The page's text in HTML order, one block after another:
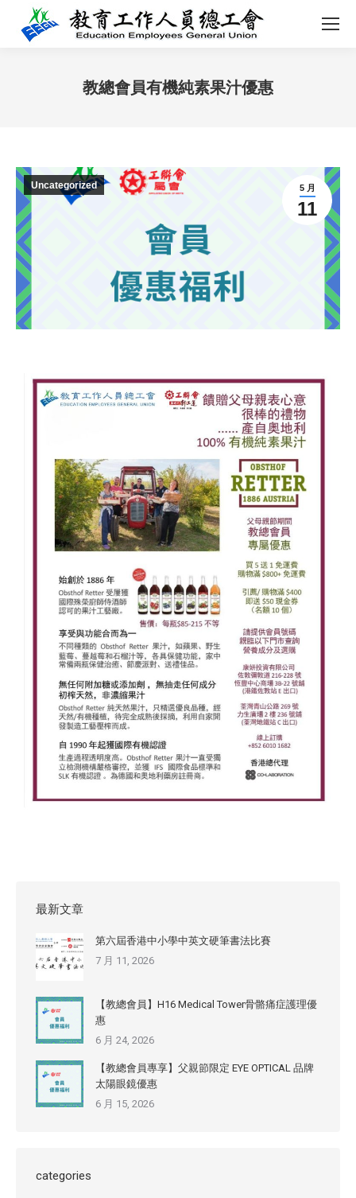
教總會員有機純素果汁優惠
5 月
11
Uncategorized
最新文章
第六屆香港中小學中英文硬筆書法比賽
7 月 11, 2026
【教總會員】H16 Medical Tower骨骼痛症護理優
惠
6 月 24, 2026
【教總會員專享】父親節限定 EYE OPTICAL 品牌
太陽眼鏡優惠
6 月 15, 2026
categories